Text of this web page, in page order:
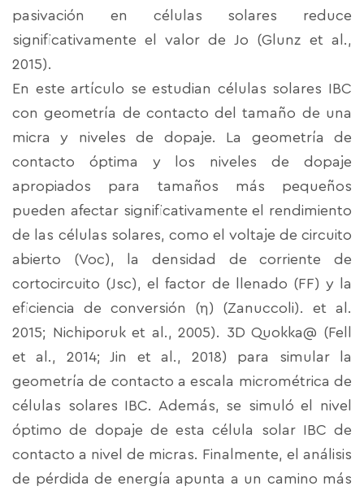
pasivación en células solares reduce
significativamente el valor de Jo (Glunz et al.,
2015).
En este artículo se estudian células solares IBC
con geometría de contacto del tamaño de una
micra y niveles de dopaje. La geometría de
contacto óptima y los niveles de dopaje
apropiados para tamaños más pequeños
pueden afectar significativamente el rendimiento
de las células solares, como el voltaje de circuito
abierto (Voc), la densidad de corriente de
cortocircuito (Jsc), el factor de llenado (FF) y la
eficiencia de conversión (η) (Zanuccoli). et al.
2015; Nichiporuk et al., 2005). 3D Quokka@ (Fell
et al., 2014; Jin et al., 2018) para simular la
geometría de contacto a escala micrométrica de
células solares IBC. Además, se simuló el nivel
óptimo de dopaje de esta célula solar IBC de
contacto a nivel de micras. Finalmente, el análisis
de pérdida de energía apunta a un camino más